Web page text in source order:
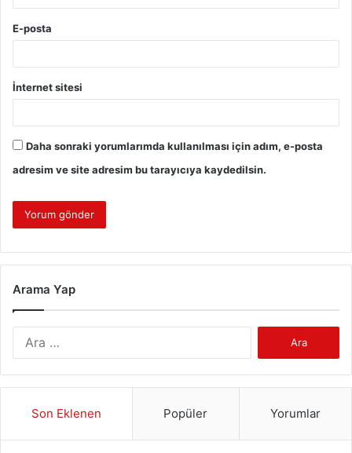
E-posta
İnternet sitesi
Daha sonraki yorumlarımda kullanılması için adım, e-posta
adresim ve site adresim bu tarayıcıya kaydedilsin.
Arama Yap
Son Eklenen Popüler Yorumlar